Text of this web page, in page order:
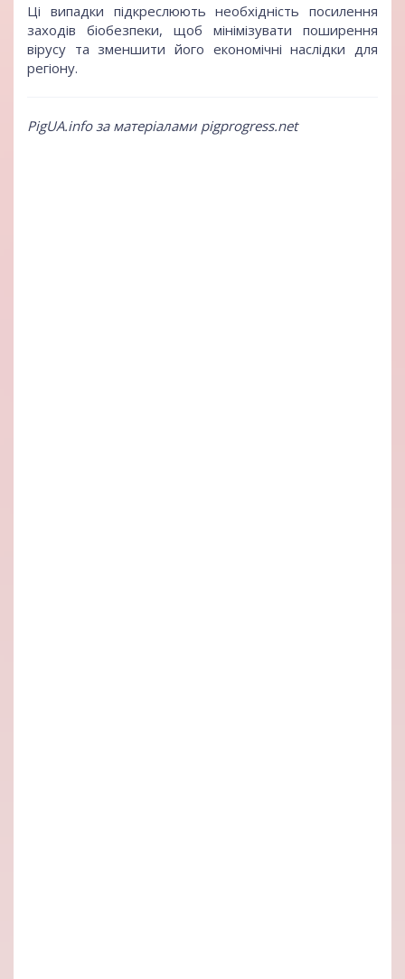
Ці випадки підкреслюють необхідність посилення
заходів біобезпеки, щоб мінімізувати поширення
вірусу та зменшити його економічні наслідки для
регіону.
PigUA.info за матеріалами pigprogress.net